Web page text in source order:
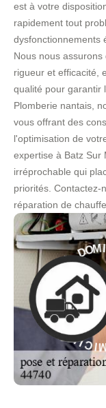
est à votre
rapidement tout
dysfonctionnements
Nous nous
rigueur et efficacité,
qualité pour garantir
Plomberie nantais,
vous offrant des
l'optimisation de
expertise à Batz Sur
irréprochable qui
priorités. Contactez-
réparation de
S
E
R
V
I
E
DOMICIL
L
E
-